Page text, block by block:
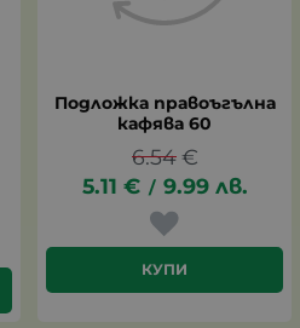
Подложка правоъгълна
кафява 60
6.54 €
5.11 € / 9.99 лв.
КУПИ